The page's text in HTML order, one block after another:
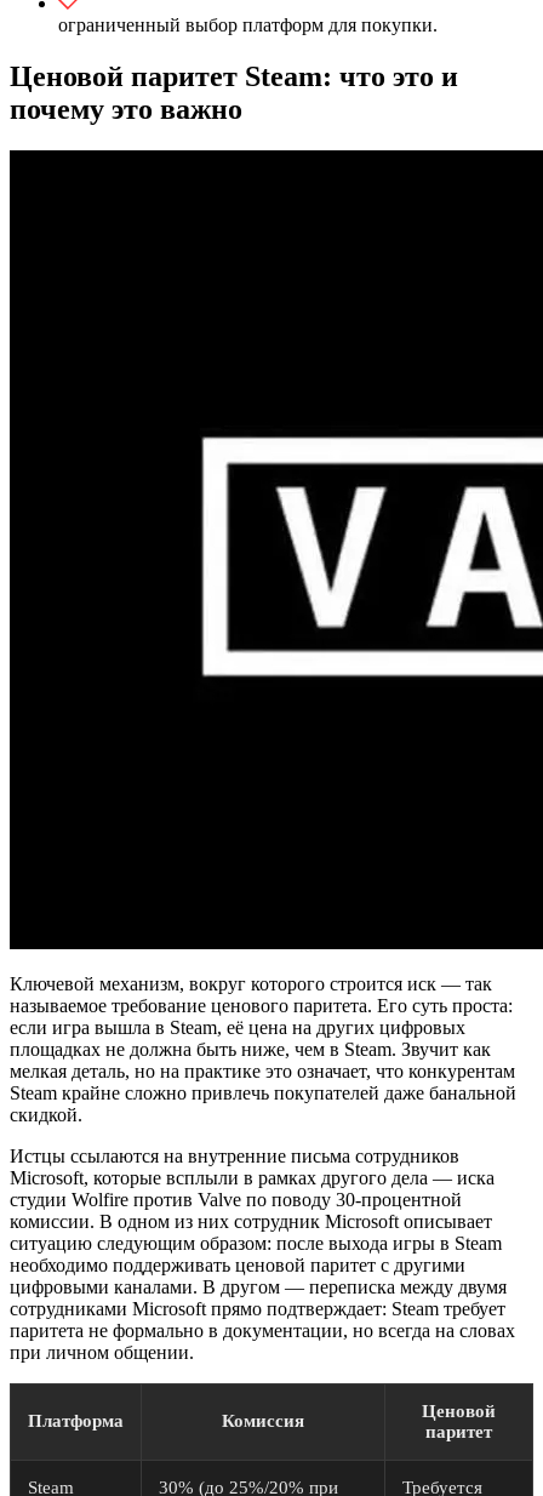
ограниченный выбор платформ для покупки.
Ценовой паритет Steam: что это и
почему это важно
Ключевой механизм, вокруг которого строится иск — так
называемое требование ценового паритета. Его суть проста:
если игра вышла в Steam, её цена на других цифровых
площадках не должна быть ниже, чем в Steam. Звучит как
мелкая деталь, но на практике это означает, что конкурентам
Steam крайне сложно привлечь покупателей даже банальной
скидкой.
Истцы ссылаются на внутренние письма сотрудников
Microsoft, которые всплыли в рамках другого дела — иска
студии Wolfire против Valve по поводу 30-процентной
комиссии. В одном из них сотрудник Microsoft описывает
ситуацию следующим образом: после выхода игры в Steam
необходимо поддерживать ценовой паритет с другими
цифровыми каналами. В другом — переписка между двумя
сотрудниками Microsoft прямо подтверждает: Steam требует
паритета не формально в документации, но всегда на словах
при личном общении.
Платформа Комиссия
Ценовой
паритет
Steam 30% (до 25%/20% при Требуется